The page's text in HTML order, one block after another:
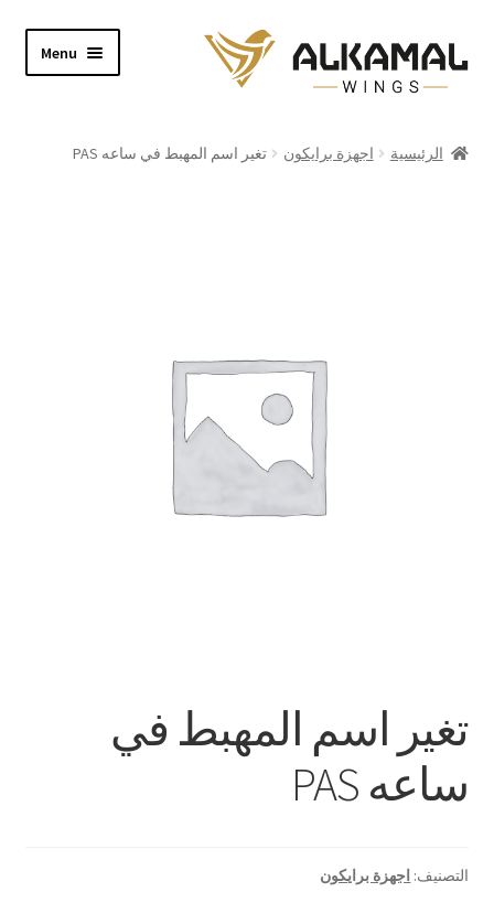
Skip
to
navigation
Skip
to
content
Menu
الرئيسية اجهزة برايكون تغير اسم المهبط في ساعه PAS
تغير اسم المهبط في
ساعه PAS
التصنيف: اجهزة برايكون